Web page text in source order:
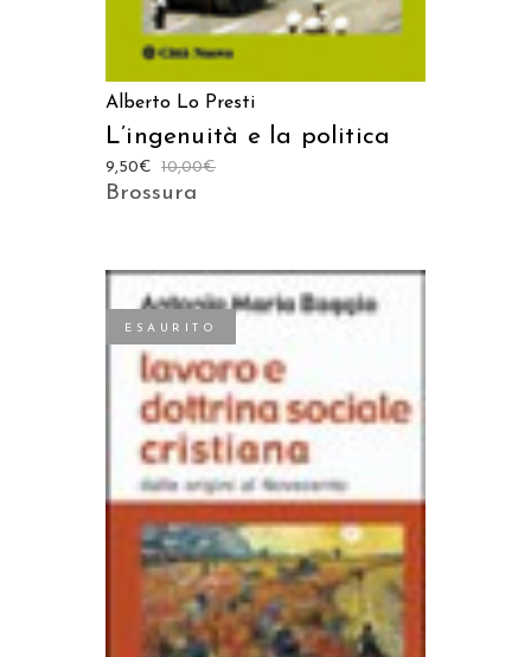
Alberto Lo Presti
L’ingenuità e la politica
10,00€
9,50€
Brossura
ESAURITO
LEGGI TUTTO